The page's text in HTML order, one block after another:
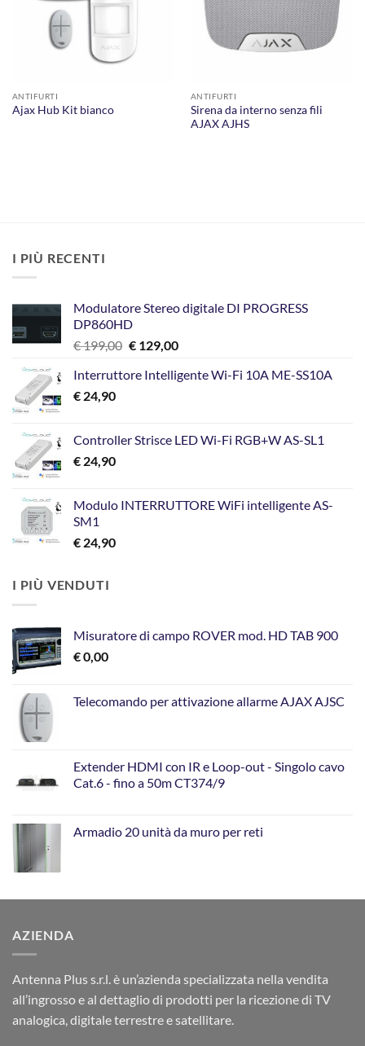
ANTIFURTI
Ajax Hub Kit bianco
ANTIFURTI
Sirena da interno senza fili
AJAX AJHS
I PIÙ RECENTI
Modulatore Stereo digitale DI PROGRESS
DP860HD
€199,00 Il
originale
€129,00Il
attuale
Interruttore Intelligente Wi-Fi 10A ME-SS10A
€ 24,90
Controller Strisce LED Wi-Fi RGB+W AS-SL1
€ 24,90
Modulo INTERRUTTORE WiFi intelligente AS-
SM1
€ 24,90
I PIÙ VENDUTI
Misuratore di campo ROVER mod. HD TAB 900
€0,00
Telecomando per attivazione allarme AJAX AJSC
Extender HDMI con IR e Loop-out - Singolo cavo
Cat.6 - fino a 50m CT374/9
Armadio 20 unità da muro per reti
AZIENDA
Antenna Plus s.r.l. è un’azienda specializzata nella vendita
all’ingrosso e al dettaglio di prodotti per la ricezione di TV
analogica, digitale terrestre e satellitare.